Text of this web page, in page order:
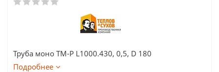
Труба моно ТМ-Р L1000.430, 0,5, D 180
Подробнее